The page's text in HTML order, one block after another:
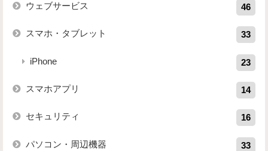
ウェブサービス 46
スマホ・タブレット 33
iPhone 23
スマホアプリ 14
セキュリティ 16
パソコン・周辺機器 33